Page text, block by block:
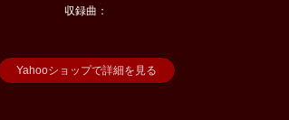
収録曲：
Yahooショップで詳細を見る